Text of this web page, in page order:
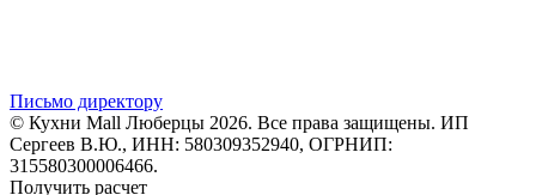
Письмо директору
© Кухни Mall Люберцы 2026. Все права защищены. ИП
Сергеев В.Ю., ИНН: 580309352940, ОГРНИП:
315580300006466.
Получить расчет